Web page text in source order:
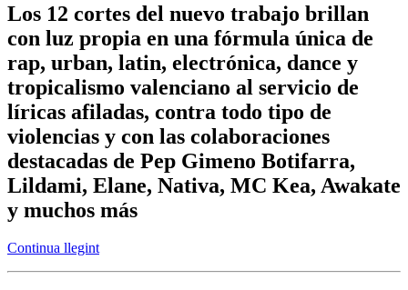
Los 12 cortes del nuevo trabajo brillan
con luz propia en una fórmula única de
rap, urban, latin, electrónica, dance y
tropicalismo valenciano al servicio de
líricas afiladas, contra todo tipo de
violencias y con las colaboraciones
destacadas de Pep Gimeno Botifarra,
Lildami, Elane, Nativa, MC Kea, Awakate
y muchos más
Continua llegint